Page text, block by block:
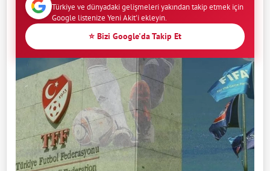
Türkiye ve dünyadaki gelişmeleri yakından takip etmek için
Google listenize Yeni Akit'i ekleyin.
⭐ Bizi Google'da Takip Et